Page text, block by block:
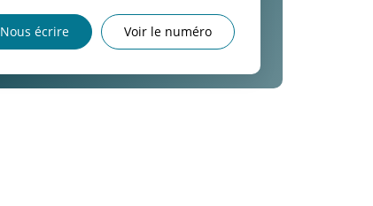
Nous écrire Voir le numéro